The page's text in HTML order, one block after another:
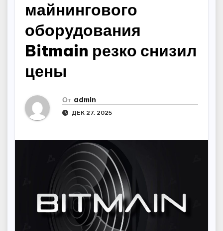
майнингового
оборудования
Bitmain резко снизил
цены
От admin
ДЕК 27, 2025